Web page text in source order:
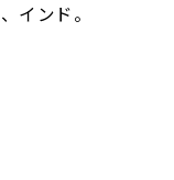
インド。